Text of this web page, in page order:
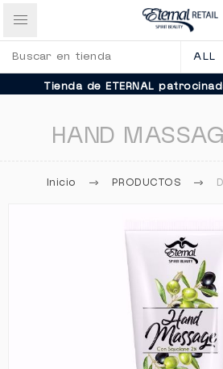
Tienda de ETERNAL
HAND
Inicio PRODUCTOS